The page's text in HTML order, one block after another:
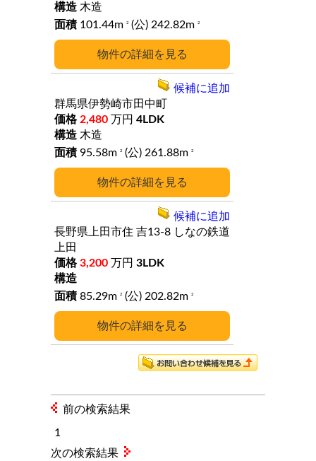
詳細
木造
101.44m
2 (公) 242.82m 2
詳細
群馬県伊勢崎市田中町
2,480 万円 4LDK
木造
95.58m
2 (公) 261.88m 2
候補に追加
詳細
長野県上田市住 吉13-8 しなの鉄道
上田
3,200 万円 3LDK
85.29m 2 (公) 202.82m 2
候補に追加
前の検索結果
1